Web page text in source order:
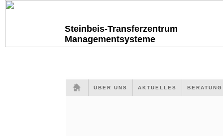
Steinbeis-Transferzentrum
Managementsysteme
ÜBER UNS AKTUELLES